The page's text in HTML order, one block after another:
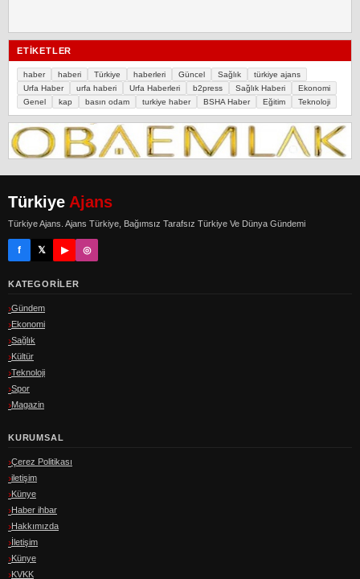
ETIKETLER
haber haberi Türkiye haberleri Güncel Sağlık
türkiye ajans
Urfa Haber
urfa haberi Urfa Haberleri b2press Sağlık Haberi
Ekonomi
Genel
kap basın odam turkiye haber BSHA Haber Eğitim Teknoloji
Türkiye Ajans
Türkiye Ajans. Ajans Türkiye, Bağımsız Tarafsız Türkiye Ve Dünya Gündemi
f 𝕏 ▶ ◎
KATEGORILER
Gündem
Ekonomi
Sağlık
Kültür
Teknoloji
Spor
Magazin
KURUMSAL
Çerez Politikası
iletişim
Künye
Haber ihbar
Hakkımızda
İletişim
Künye
KVKK